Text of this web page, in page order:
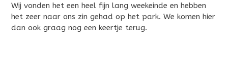
Wij vonden het een heel fijn lang weekeinde en hebben
het zeer naar ons zin gehad op het park. We komen hier
dan ook graag nog een keertje terug.